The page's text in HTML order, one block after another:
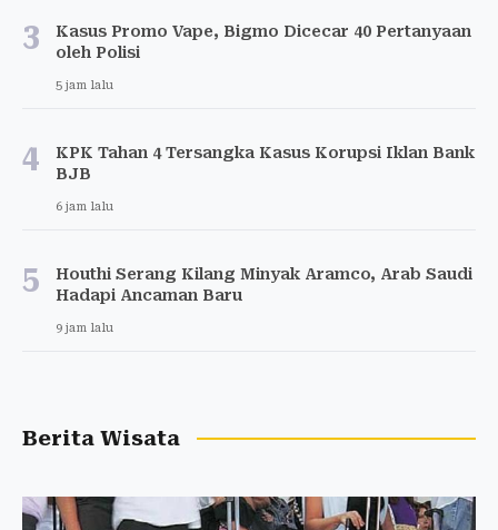
3
Kasus Promo Vape, Bigmo Dicecar 40 Pertanyaan
oleh Polisi
5 jam lalu
4
KPK Tahan 4 Tersangka Kasus Korupsi Iklan Bank
BJB
6 jam lalu
5
Houthi Serang Kilang Minyak Aramco, Arab Saudi
Hadapi Ancaman Baru
9 jam lalu
Berita Wisata